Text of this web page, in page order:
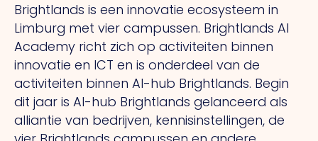
Brightlands is een innovatie ecosysteem in
Limburg met vier campussen. Brightlands AI
Academy richt zich op activiteiten binnen
innovatie en ICT en is onderdeel van de
activiteiten binnen AI-hub Brightlands. Begin
dit jaar is AI-hub Brightlands gelanceerd als
alliantie van bedrijven, kennisinstellingen, de